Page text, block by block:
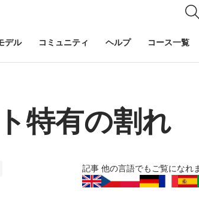
デル コミュニティ ヘルプ コース一覧
特有の割れ
記事 他の言語でもご覧になれ